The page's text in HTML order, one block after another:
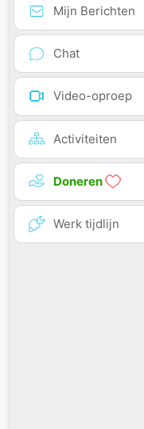
Mijn Berichten
Chat
Video-oproep
Activiteiten
Doneren
Werk tijdlijn